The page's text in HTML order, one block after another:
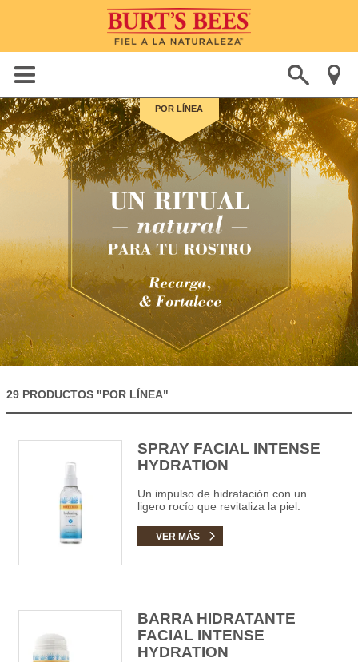
POR LÍNEA
29 PRODUCTOS "POR LÍNEA"
SPRAY FACIAL INTENSE
HYDRATION
Un impulso de hidratación con un
ligero rocío que revitaliza la piel.
VER MÁS
BARRA HIDRATANTE
FACIAL INTENSE
HYDRATION